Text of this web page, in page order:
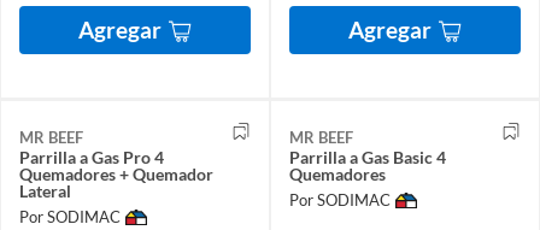
Agregar Agregar
MR BEEF
Parrilla a Gas Pro 4
Quemadores + Quemador
Lateral
Por SODIMAC
MR BEEF
Parrilla a Gas Basic 4
Quemadores
Por SODIMAC